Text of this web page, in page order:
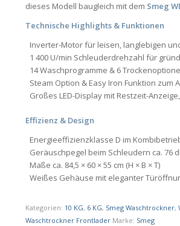
dieses Modell baugleich mit dem Smeg
Technische Highlights & Funktionen
Inverter-Motor für leisen, langlebigen
1 400 U/min Schleuderdrehzahl für
14 Waschprogramme & 6
Steam Option & Easy Iron Funktion
Großes LED-Display mit Restzeit-
Effizienz & Design
Energieeffizienzklasse D im
Geräuschpegel beim Schleudern ca. 76
Maße ca. 84,5 × 60 × 55 cm (H × B × T)
Weißes Gehäuse mit eleganter
Kategorien: 10 KG, 6 KG, Smeg Waschtrockner,
Waschtrockner Frontlader Marke: Smeg